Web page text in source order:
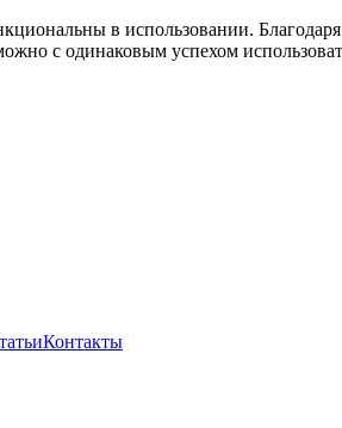
в использовании.
с одинаковым успехом
Контакты